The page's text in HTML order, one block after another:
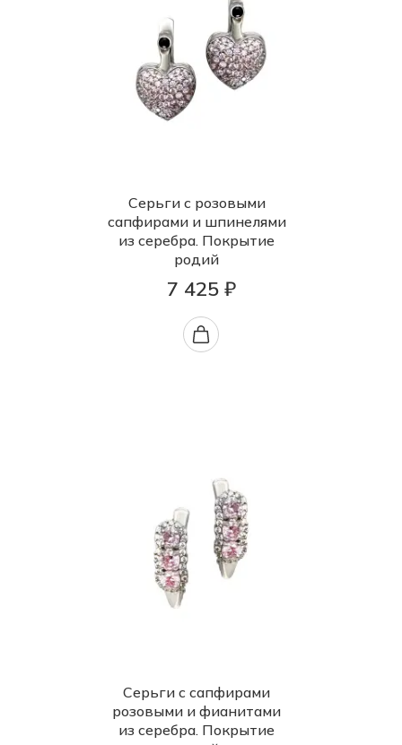
Серьги с розовыми
сапфирами и шпинелями
из серебра. Покрытие
родий
7 425 ₽
Серьги с сапфирами
розовыми и фианитами
из серебра. Покрытие